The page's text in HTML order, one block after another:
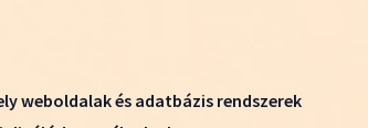
weboldalak és adatbázis rendszerek